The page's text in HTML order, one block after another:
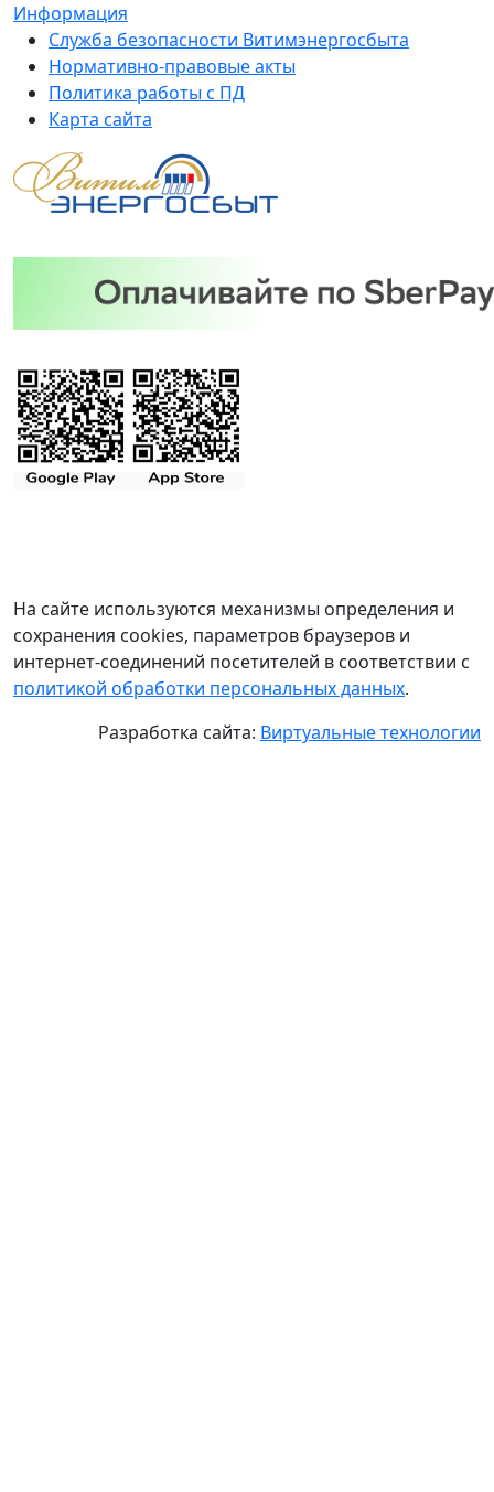
Информация
Служба безопасности Витимэнергосбыта
Нормативно-правовые акты
Политика работы с ПД
Карта сайта
На сайте используются механизмы определения и
сохранения cookies, параметров браузеров и
интернет-соединений посетителей в соответствии с
политикой обработки персональных данных.
Разработка сайта: Виртуальные технологии